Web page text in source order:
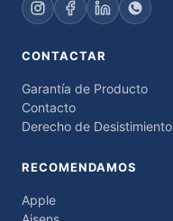
CONTACTAR
Garantía de Producto
Contacto
Derecho de Desistimiento
RECOMENDAMOS
Apple